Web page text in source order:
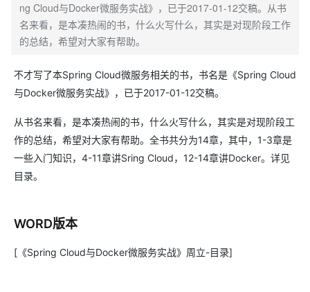
ng Cloud与Docker微服务实战》，已于2017-01-12交稿。从书
名来看，是本凑热闹的书，什么火写什么，其实是对现阶段工作
的总结，希望对大家有帮助。
不才写了本Spring Cloud微服务相关的书，书名是《Spring Cloud
与Docker微服务实战》，已于2017-01-12交稿。
从书名来看，是本凑热闹的书，什么火写什么，其实是对现阶段工
作的总结，希望对大家有帮助。全书共分为14章，其中，1-3章是
一些入门知识，4-11章讲Sring Cloud，12-14章讲Docker。详见
目录。
WORD版本
[《Spring Cloud与Docker微服务实战》周立-目录]